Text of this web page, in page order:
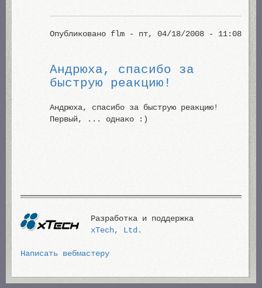
Опубликовано flm - пт, 04/18/2008 - 11:08
Андрюха, спасибо за
быструю реакцию!
Андрюха, спасибо за быструю реакцию!
Первый, ... однако :)
Разработка и поддержка
xTech, Ltd.
Написать вебмастеру